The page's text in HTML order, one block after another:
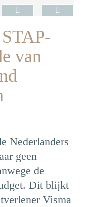
van
Nederlanders
geen
de
Dit blijkt
Visma